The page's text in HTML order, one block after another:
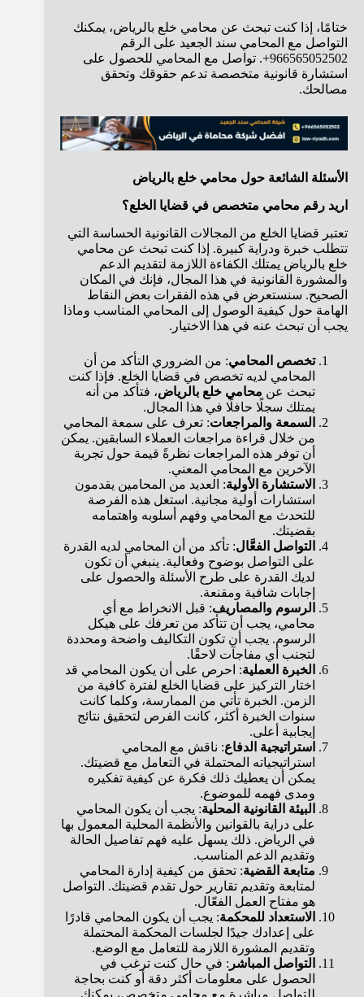
ختامًا، إذا كنت تبحث عن محامي خلع بالرياض، يمكنك
التواصل مع المحامي سند الجعيد على الرقم
966565052502+. تواصل مع المحامي للحصول على
استشارة قانونية متخصصة تدعم حقوقك وتحقق
مصالحك.
الأسئلة الشائعة حول محامي خلع بالرياض
اريد رقم محامي متخصص في قضايا الخلع؟
تعتبر قضايا الخلع من المجالات القانونية الحساسة التي
تتطلب خبرة ودراية كبيرة. إذا كنت تبحث عن محامي
خلع بالرياض يمتلك الكفاءة اللازمة لتقديم الدعم
والمشورة القانونية في هذا المجال، فإنك في المكان
الصحيح. سنستعرض في هذه الفقرات بعض النقاط
الهامة حول كيفية الوصول إلى المحامي المناسب وماذا
يجب أن تبحث عنه في هذا الاختيار.
تخصص المحامي: من الضروري التأكد من أن
المحامي لديه تخصص في قضايا الخلع. فإذا كنت
تبحث عن محامي خلع بالرياض، فتأكد من أنه
يمتلك سجلًا حافلًا في هذا المجال.
السمعة والمراجعات: تعرف على سمعة المحامي
من خلال قراءة مراجعات العملاء السابقين. يمكن
أن توفر هذه المراجعات نظرةً قيمة حول تجربة
الآخرين مع المحامي المعني.
الاستشارة الأولية: العديد من المحامين يقدمون
استشارات أولية مجانية. استغل هذه الفرصة
للتحدث مع المحامي وفهم أسلوبه واهتمامه
بقضيتك.
التواصل الفعَّال: تأكد من أن المحامي لديه القدرة
على التواصل بوضوح وفعالية. ينبغي أن تكون
لديك القدرة على طرح الأسئلة والحصول على
إجابات شافية ومقنعة.
الرسوم والمصاريف: قبل الانخراط مع أي
محامي، يجب أن تتأكد من تعرفك على هيكل
الرسوم. يجب أن تكون التكاليف واضحة ومحددة
لتجنب أي مفاجآت لاحقًا.
الخبرة العملية: احرص على أن يكون المحامي قد
اختار التركيز على قضايا الخلع لفترة كافية من
الزمن. الخبرة تأتي من الممارسة، وكلما كانت
سنوات الخبرة أكثر، كانت الفرص لتحقيق نتائج
إيجابية أعلى.
استراتيجية الدفاع: ناقش مع المحامي
استراتيجياته المحتملة في التعامل مع قضيتك.
يمكن أن يعطيك ذلك فكرة عن كيفية تفكيره
ومدى فهمه للموضوع.
البيئة القانونية المحلية: يجب أن يكون المحامي
على دراية بالقوانين والأنظمة المحلية المعمول بها
في الرياض. ذلك يسهل عليه فهم تفاصيل الحالة
وتقديم الدعم المناسب.
متابعة القضية: تحقق من كيفية إدارة المحامي
لمتابعة وتقديم تقارير حول تقدم قضيتك. التواصل
هو مفتاح العمل الفعّال.
الاستعداد للمحكمة: يجب أن يكون المحامي قادرًا
على إعدادك جيدًا لجلسات المحكمة المحتملة
وتقديم المشورة اللازمة للتعامل مع الوضع.
التواصل المباشر : في حال كنت ترغب في
الحصول على معلومات أكثر دقة أو كنت بحاجة
للتواصل مباشرة مع محامي متخصص، يمكنك